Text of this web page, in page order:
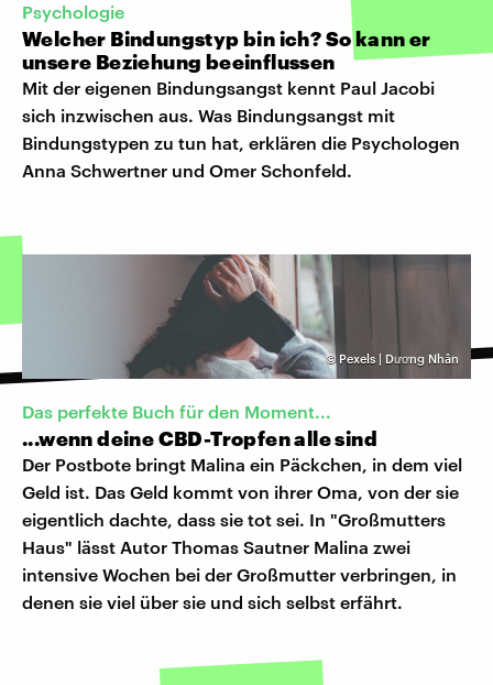
Psychologie
Welcher Bindungstyp bin ich? So kann er
unsere Beziehung beeinflussen
Mit der eigenen Bindungsangst kennt Paul Jacobi
sich inzwischen aus. Was Bindungsangst mit
Bindungstypen zu tun hat, erklären die Psychologen
Anna Schwertner und Omer Schonfeld.
© Pexels | Dương Nhân
Das perfekte Buch für den Moment...
...wenn deine CBD-Tropfen alle sind
Der Postbote bringt Malina ein Päckchen, in dem viel
Geld ist. Das Geld kommt von ihrer Oma, von der sie
eigentlich dachte, dass sie tot sei. In "Großmutters
Haus" lässt Autor Thomas Sautner Malina zwei
intensive Wochen bei der Großmutter verbringen, in
denen sie viel über sie und sich selbst erfährt.